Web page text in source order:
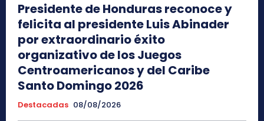
Presidente de Honduras reconoce y
felicita al presidente Luis Abinader
por extraordinario éxito
organizativo de los Juegos
Centroamericanos y del Caribe
Santo Domingo 2026
Destacadas 08/08/2026